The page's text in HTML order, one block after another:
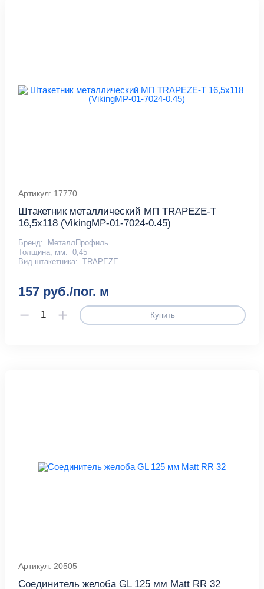
Артикул: 17770
Штакетник металлический МП TRAPEZE-T
16,5х118 (VikingMP-01-7024-0.45)
Бренд:
МеталлПрофиль
Толщина, мм: 0,45
Вид штакетника: TRAPEZE
157 руб./пог. м
Купить
Артикул: 20505
Соединитель желоба GL 125 мм Мatt RR 32